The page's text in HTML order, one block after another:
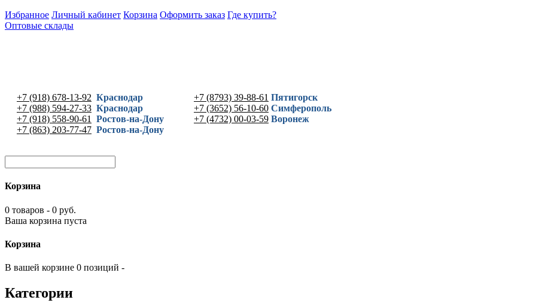
Избранное Личный кабинет Корзина Оформить заказ Где купить?
Оптовые склады
+7 (918) 678-13-92 Краснодар
+7 (988) 594-27-33 Краснодар
+7 (918) 558-90-61
Ростов-на-Дону
+7 (863) 203-77-47 Ростов-на-Дону
+7 (8793) 39-88-61 Пятигорск
+7 (3652) 56-10-60 Симферополь
+7 (4732) 00-03-59 Воронеж
Корзина
0 товаров - 0 руб.
Ваша корзина пуста
Корзина
В вашей корзине 0 позиций -
Категории